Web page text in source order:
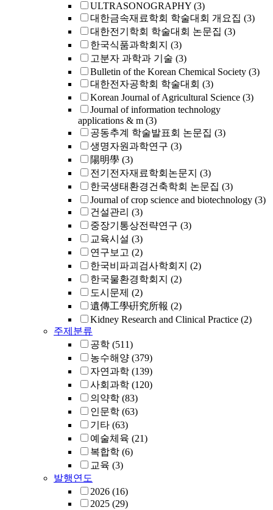
ULTRASONOGRAPHY (3)
대한금속재료학회 학술대회 개요집 (3)
대한전기학회 학술대회 논문집 (3)
한국식품과학회지 (3)
고분자 과학과 기술 (3)
Bulletin of the Korean Chemical Society (3)
대한전자공학회 학술대회 (3)
Korean Journal of Agricultural Science (3)
Journal of information technology
applications & m (3)
공동추계 학술발표회 논문집 (3)
생명자원과학연구 (3)
陽明學 (3)
전기전자재료학회논문지 (3)
한국생태환경건축학회 논문집 (3)
Journal of crop science and biotechnology (3)
건설관리 (3)
중장기통상전략연구 (3)
교육시설 (3)
연구보고 (2)
한국비파괴검사학회지 (2)
한국물환경학회지 (2)
도시문제 (2)
遺傳工學硏究所報 (2)
Kidney Research and Clinical Practice (2)
주제분류
공학 (511)
농수해양 (379)
자연과학 (139)
사회과학 (120)
의약학 (83)
인문학 (63)
기타 (63)
예술체육 (21)
복합학 (6)
교육 (3)
발행연도
2026 (16)
2025 (29)